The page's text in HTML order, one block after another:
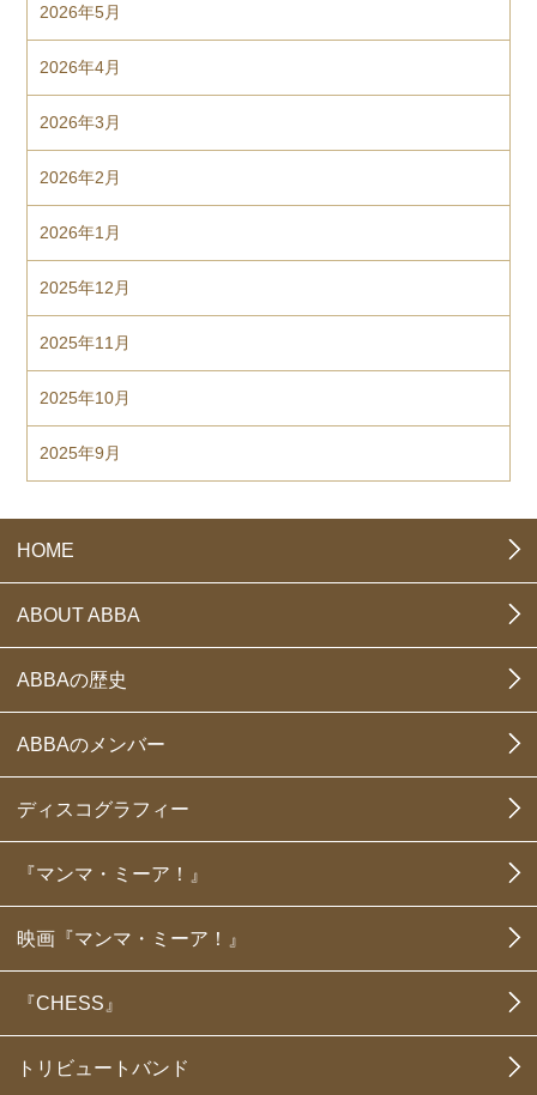
2026年5月
2026年4月
2026年3月
2026年2月
2026年1月
2025年12月
2025年11月
2025年10月
2025年9月
HOME
ABOUT ABBA
ABBAの歴史
ABBAのメンバー
ディスコグラフィー
『マンマ・ミーア！』
映画『マンマ・ミーア！』
『CHESS』
トリビュートバンド